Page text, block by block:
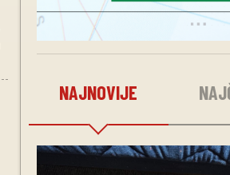
NAJNOVIJE